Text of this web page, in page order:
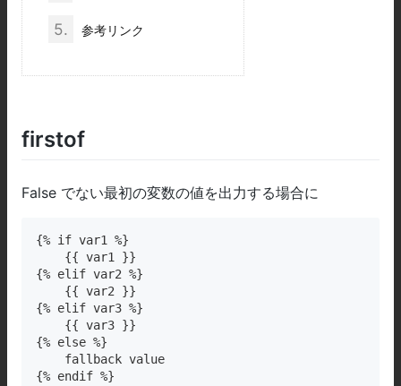
5. 参考リンク
firstof
False でない最初の変数の値を出力する場合に
{% if var1 %}
    {{ var1 }}
{% elif var2 %}
    {{ var2 }}
{% elif var3 %}
    {{ var3 }}
{% else %}
    fallback value
{% endif %}